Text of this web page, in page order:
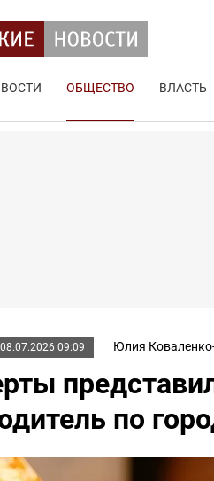
ОБЩЕСТВО ВЛАСТЬ
08.07.2026 09:09 Юлия
по